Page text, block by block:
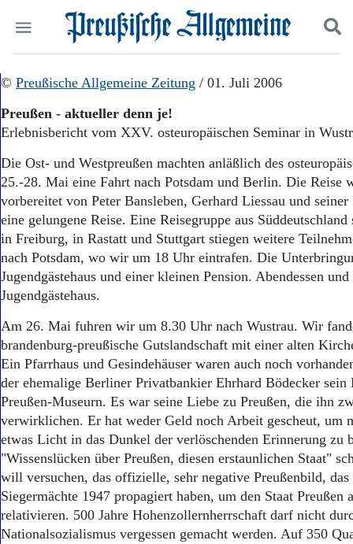
Start
Wer wir sind
Aktuelle Ausgabe
Abonnenten-Login
Abonnent werden
Abo Prämien
Archiv
Mediadaten
Politik
Wirtschaft
Panorama
Leben
Geschichte
Ostpreußen
Pommern
Berlin-Brandenburg
Schlesien
Danzig und Westpreußen
Kontakt
Impressum
Datenschutz
Suchen und finden
© Preußische Allgemeine Zeitung / 01. Juli 2006
Preußen - aktueller denn je!
Erlebnisbericht vom XXV. osteuropäischen Seminar in
Die Ost- und Westpreußen machten anläßlich des
25.-28. Mai eine Fahrt nach Potsdam und Berlin. Die Reise
vorbereitet von Peter Bansleben, Gerhard Liessau und
eine gelungene Reise. Eine Reisegruppe aus
in Freiburg, in Rastatt und Stuttgart stiegen weitere
nach Potsdam, wo wir um 18 Uhr eintrafen. Die
Jugendgästehaus und einer kleinen Pension. Abendessen
Jugendgästehaus.
Am 26. Mai fuhren wir um 8.30 Uhr nach Wustrau. Wir
brandenburg-preußische Gutslandschaft mit einer alten
Ein Pfarrhaus und Gesindehäuser waren auch noch
der ehemalige Berliner Privatbankier Ehrhard Bödecker sein
Preußen-Museurn. Es war seine Liebe zu Preußen, die ihn
verwirklichen. Er hat weder Geld noch Arbeit gescheut, um
etwas Licht in das Dunkel der verlöschenden Erinnerung zu
"Wissenslücken über Preußen, diesen erstaunlichen Staat"
will versuchen, das offizielle, sehr negative Preußenbild,
Siegermächte 1947 propagiert haben, um den Staat Preußen
relativieren. 500 Jahre Hohenzollernherrschaft darf nicht
Nationalsozialismus vergessen gemacht werden. Auf 350